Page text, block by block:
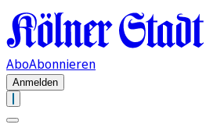
AboAbonnieren
Anmelden